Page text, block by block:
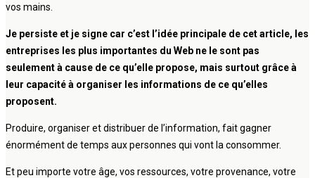
vos mains.
Je persiste et je signe car c’est l’idée principale de cet article, les
entreprises les plus importantes du Web ne le sont pas
seulement à cause de ce qu’elle propose, mais surtout grâce à
leur capacité à organiser les informations de ce qu’elles
proposent.
Produire, organiser et distribuer de l’information, fait gagner
énormément de temps aux personnes qui vont la consommer.
Et peu importe votre âge, vos ressources, votre provenance, votre